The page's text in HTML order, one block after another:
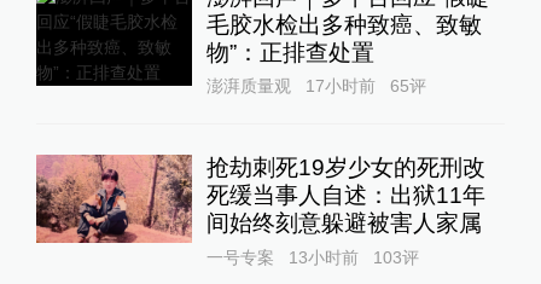
毛胶水检出多种致癌、致敏
物”：正排查处置
澎湃质量观 17小时前 65评
抢劫刺死19岁少女的死刑改
死缓当事人自述：出狱11年
间始终刻意躲避被害人家属
一号专案 13小时前 103评